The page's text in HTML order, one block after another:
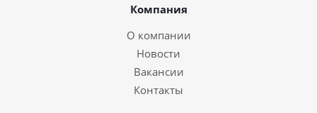
Компания
О компании
Новости
Вакансии
Контакты